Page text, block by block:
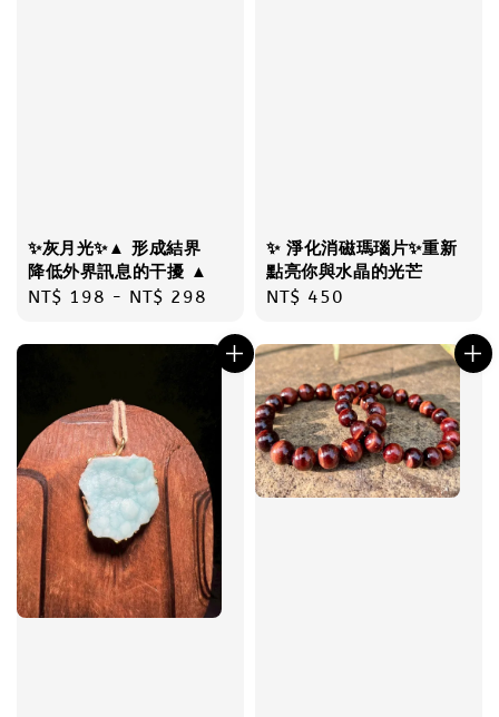
✨灰月光✨▲ 形成結界
降低外界訊息的干擾 ▲
Regular
NT$ 198 - NT$ 298
✨ 淨化消磁瑪瑙片✨重新
點亮你與水晶的光芒
Regular
NT$ 450